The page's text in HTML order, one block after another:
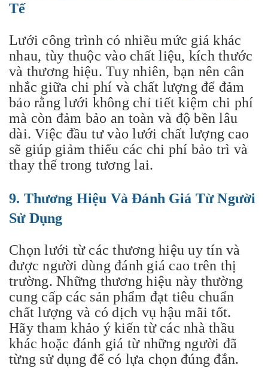
Tế
Lưới công trình có nhiều mức giá khác
nhau, tùy thuộc vào chất liệu, kích thước
và thương hiệu. Tuy nhiên, bạn nên cân
nhắc giữa chi phí và chất lượng để đảm
bảo rằng lưới không chỉ tiết kiệm chi phí
mà còn đảm bảo an toàn và độ bền lâu
dài. Việc đầu tư vào lưới chất lượng cao
sẽ giúp giảm thiểu các chi phí bảo trì và
thay thế trong tương lai.
9. Thương Hiệu Và Đánh Giá Từ Người
Sử Dụng
Chọn lưới từ các thương hiệu uy tín và
được người dùng đánh giá cao trên thị
trường. Những thương hiệu này thường
cung cấp các sản phẩm đạt tiêu chuẩn
chất lượng và có dịch vụ hậu mãi tốt.
Hãy tham khảo ý kiến từ các nhà thầu
khác hoặc đánh giá từ những người đã
từng sử dụng để có lựa chọn đúng đắn.